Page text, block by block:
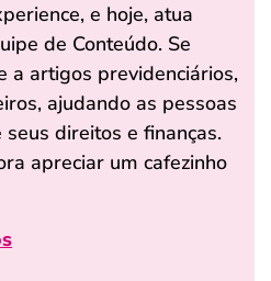
e hoje, atua
de Conteúdo. Se
a artigos previdenciários,
ajudando as pessoas
direitos e finanças.
apreciar um cafezinho